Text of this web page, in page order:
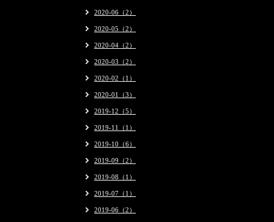
2020-06（2）
2020-05（2）
2020-04（2）
2020-03（2）
2020-02（1）
2020-01（3）
2019-12（5）
2019-11（1）
2019-10（6）
2019-09（2）
2019-08（1）
2019-07（1）
2019-06（2）